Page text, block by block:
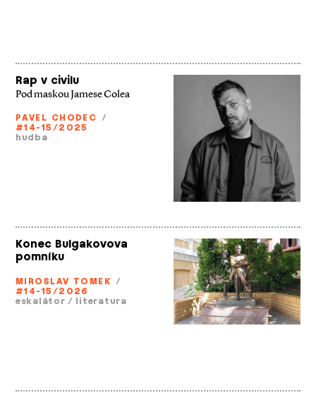
Rap v civilu
Pod maskou Jamese Colea
PAVEL CHODEC /
#14-15/2025
hudba
Konec Bulgakovova
pomníku
MIROSLAV TOMEK /
#14-15/2026
eskalátor / literatura